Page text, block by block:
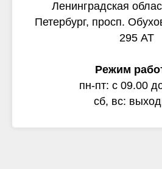
Ленинградская
Петербург, просп.
295 АТ
Режим
пн-пт: с 09.00
сб, вс: